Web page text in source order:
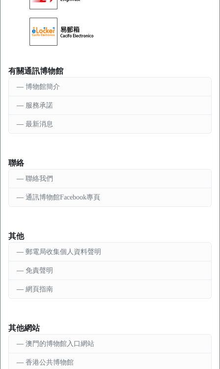
有關通訊博物館
博物館簡介
服務承諾
最新消息
聯絡
聯絡我們
通訊博物館Facebook專頁
其他
郵電局收集個人資料聲明
免責聲明
網頁指南
其他網站
澳門的博物館入口網站
香港公共博物館